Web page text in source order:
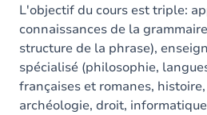
Contenu
Table des matières
Exercices
L'objectif du cours est triple:
connaissances de la
structure de la phrase),
spécialisé (philosophie,
françaises et romanes,
archéologie, droit,